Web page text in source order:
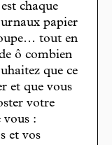
chaque
papier
tout en
ô combien
que ce
et que vous
votre
vous :
et vos